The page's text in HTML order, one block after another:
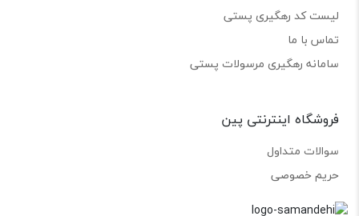
لیست کد رهگیری پستی
تماس با ما
سامانه رهگیری مرسولات پستی
فروشگاه اینترنتی پین
سوالات متداول
حریم خصوصی